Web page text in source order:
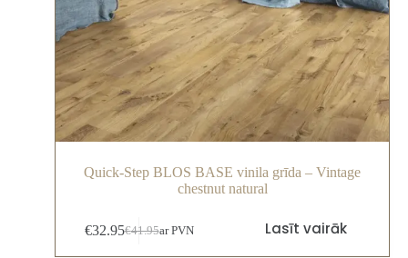
Quick-Step BLOS BASE vinila grīda – Vintage
chestnut natural
€41.95
€32.95 ar PVN Lasīt vairāk